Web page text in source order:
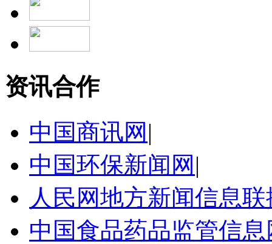
资讯合作
中国商讯网 |
中国环保新闻网 |
人民网地方新闻信息联
中国食品药品监管信息